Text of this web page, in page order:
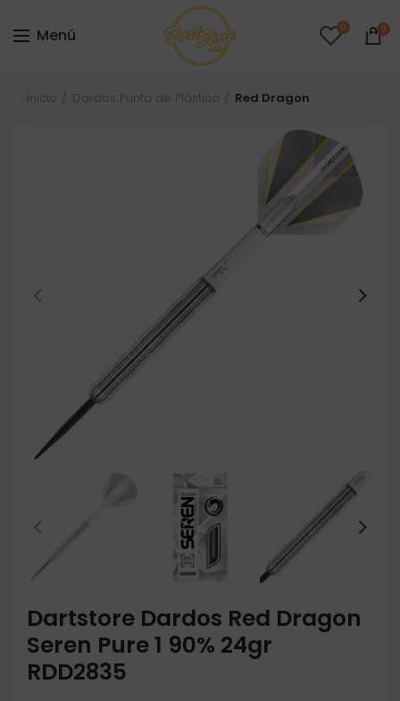
Menú 0 0
Inicio Dardos Punta de Plástico Red Dragon
Dartstore Dardos Red Dragon
Seren Pure 1 90% 24gr
RDD2835